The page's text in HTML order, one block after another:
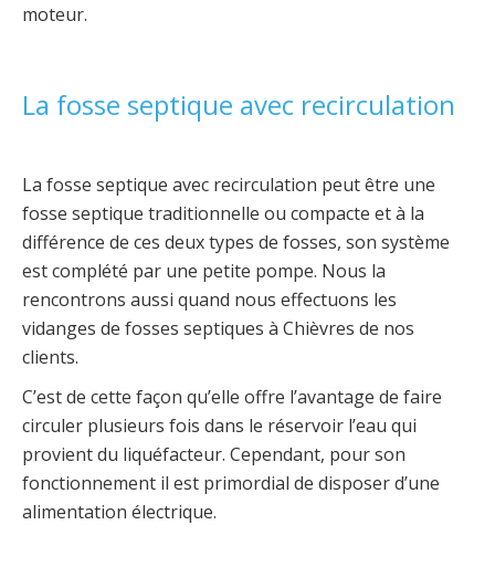
moteur.
La fosse septique avec recirculation
La fosse septique avec recirculation peut être une
fosse septique traditionnelle ou compacte et à la
différence de ces deux types de fosses, son système
est complété par une petite pompe. Nous la
rencontrons aussi quand nous effectuons les
vidanges de fosses septiques à Chièvres de nos
clients.
C’est de cette façon qu’elle offre l’avantage de faire
circuler plusieurs fois dans le réservoir l’eau qui
provient du liquéfacteur. Cependant, pour son
fonctionnement il est primordial de disposer d’une
alimentation électrique.